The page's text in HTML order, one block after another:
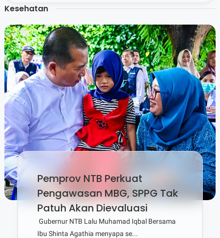
Kesehatan
Pemprov NTB Perkuat
Pengawasan MBG, SPPG Tak
Patuh Akan Dievaluasi
Gubernur NTB Lalu Muhamad Iqbal Bersama
Ibu Shinta Agathia menyapa se...